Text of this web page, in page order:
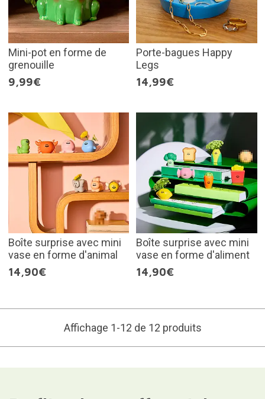
Mini-pot en forme de
grenouille
9,99€
Porte-bagues Happy
Legs
14,99€
Boîte surprise avec mini
vase en forme d'animal
14,90€
Boîte surprise avec mini
vase en forme d'aliment
14,90€
Affichage 1-12 de 12 produits